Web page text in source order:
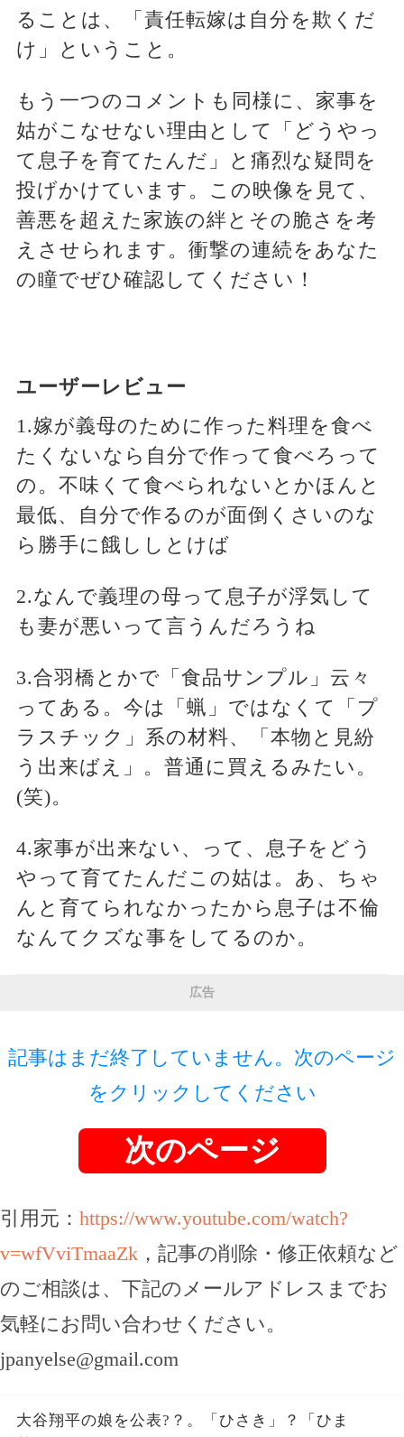
ることは、「責任転嫁は自分を欺くだ
け」ということ。
もう一つのコメントも同様に、家事を
姑がこなせない理由として「どうやっ
て息子を育てたんだ」と痛烈な疑問を
投げかけています。この映像を見て、
善悪を超えた家族の絆とその脆さを考
えさせられます。衝撃の連続をあなた
の瞳でぜひ確認してください！
ユーザーレビュー
1.嫁が義母のために作った料理を食べ
たくないなら自分で作って食べろって
の。不味くて食べられないとかほんと
最低、自分で作るのが面倒くさいのな
ら勝手に餓ししとけば
2.なんで義理の母って息子が浮気して
も妻が悪いって言うんだろうね
3.合羽橋とかで「食品サンプル」云々
ってある。今は「蝋」ではなくて「プ
ラスチック」系の材料、「本物と見紛
う出来ばえ」。普通に買えるみたい。
(笑)。
4.家事が出来ない、って、息子をどう
やって育てたんだこの姑は。あ、ちゃ
んと育てられなかったから息子は不倫
なんてクズな事をしてるのか。
広告
記事はまだ終了していません。次のページ
をクリックしてください
次のページ
引用元： https://www.youtube.com/watch?
v=wfVviTmaaZk ，記事の削除・修正依頼など
のご相談は、下記のメールアドレスまでお
気軽にお問い合わせください。
jpanyelse@gmail.com
大谷翔平の娘を公表?？。「ひさき」？「ひま